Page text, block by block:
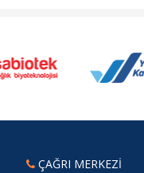
ÇAĞRI MERKEZİ